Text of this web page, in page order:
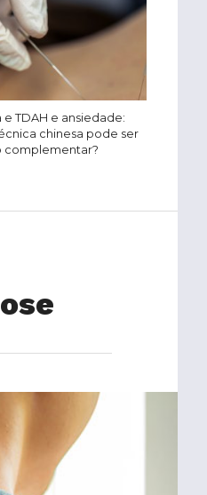
TDAH e ansiedade:
chinesa pode ser
complementar?